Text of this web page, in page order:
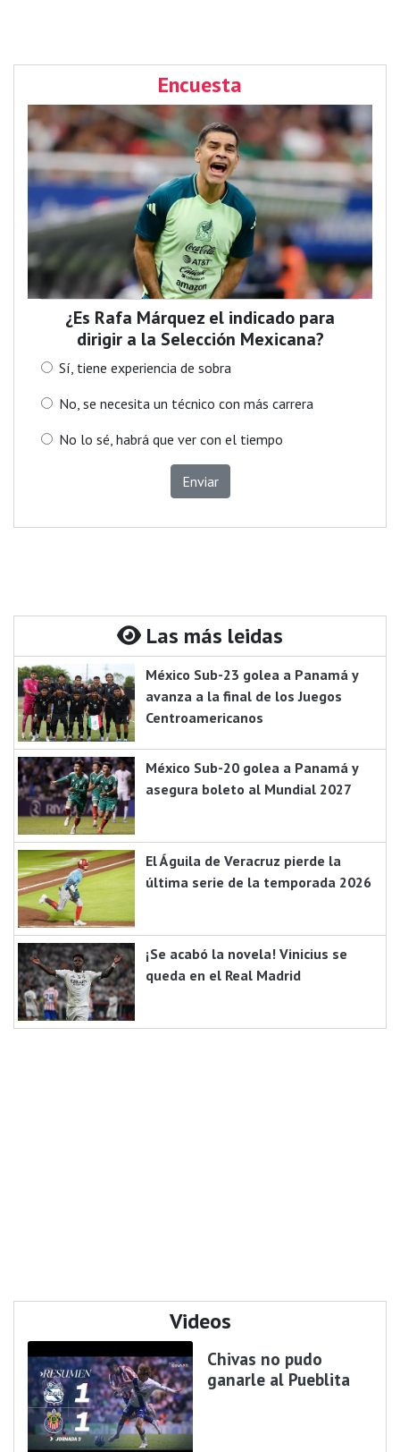
Encuesta
¿Es Rafa Márquez el indicado para
dirigir a la Selección Mexicana?
Sí, tiene experiencia de sobra
No, se necesita un técnico con más carrera
No lo sé, habrá que ver con el tiempo
Enviar
Las más leidas
México Sub-23 golea a Panamá y
avanza a la final de los Juegos
Centroamericanos
México Sub-20 golea a Panamá y
asegura boleto al Mundial 2027
El Águila de Veracruz pierde la
última serie de la temporada 2026
¡Se acabó la novela! Vinicius se
queda en el Real Madrid
Videos
Chivas no pudo
ganarle al Pueblita